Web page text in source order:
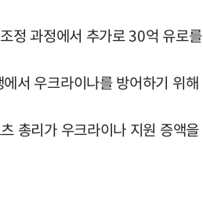
정 과정에서 추가로 30억 유로
서 우크라이나를 방어하기 위
총리가 우크라이나 지원 증액